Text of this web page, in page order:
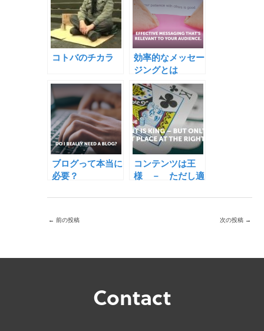
コトバのチカラ
効率的なメッセー
ジングとは
ブログって本当に
必要？
コンテンツは王
様 － ただし適
← 前の投稿 次の投稿 →
Contact